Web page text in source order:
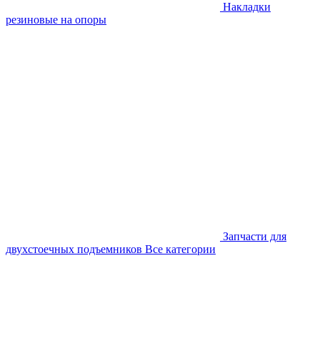
Накладки
резиновые на опоры
Запчасти для
двухстоечных подъемников Все категории